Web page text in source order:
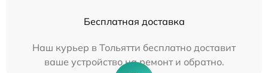
Бесплатная доставка
Наш курьер в Тольятти бесплатно доставит
ваше устройство на ремонт и обратно.